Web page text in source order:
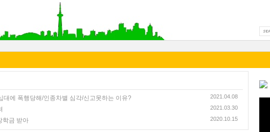
2021.04.08
대에 폭행당해/인종차별 심각/신고못하는 이유?
2021.03.30
2020.10.15
학금 받아